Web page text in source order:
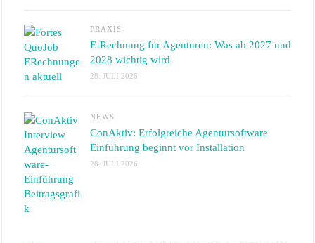
PRAXIS
E-Rechnung für Agenturen: Was ab 2027 und
2028 wichtig wird
28. JULI 2026
NEWS
ConAktiv: Erfolgreiche Agentursoftware
Einführung beginnt vor Installation
28. JULI 2026